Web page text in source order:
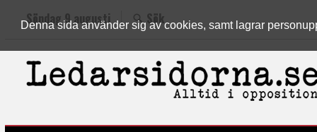
Denna sida använder sig av cookies, samt lagrar
Söndag 9 augusti Sök